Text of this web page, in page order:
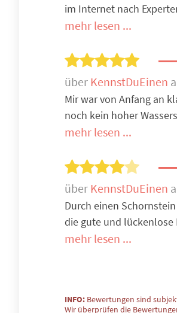
im Internet nach
mehr lesen ...
über KennstDuEinen
Mir war von Anfang an
noch kein hoher
mehr lesen ...
über KennstDuEinen
Durch einen
die gute und
mehr lesen ...
INFO: Bewertungen sind
Wir überprüfen die